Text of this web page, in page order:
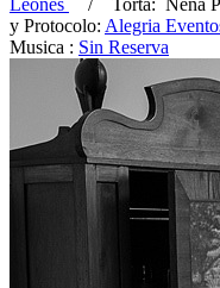
y Protocolo: Alegria
Musica : Sin Reserva